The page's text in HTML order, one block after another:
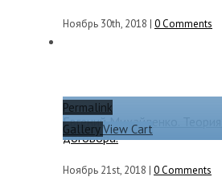
Ноябрь 30th, 2018 | 0 Comments
Permalink
GalleryView Cart
Евгений Михайленко.
договора.
Ноябрь 21st, 2018 | 0 Comments